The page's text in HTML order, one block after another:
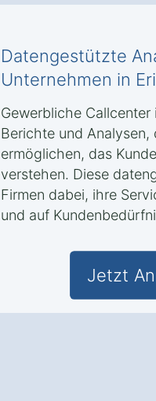
Datengestützte
Unternehmen in
Gewerbliche
Berichte und Analysen,
ermöglichen, das
verstehen. Diese
Firmen dabei, ihre
und auf
Jetzt